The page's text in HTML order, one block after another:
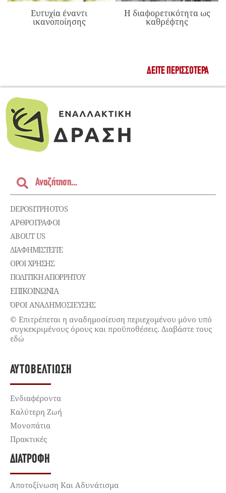
Ευτυχία έναντι
ικανοποίησης
Η διαφορετικότητα ως
καθρέφτης
ΔΕΊΤΕ ΠΕΡΙΣΣΌΤΕΡΑ
DEPOSITPHOTOS
ΑΡΘΡΟΓΡΑΦΟΙ
ABOUT US
ΔΙΑΦΗΜΙΣΤΕΊΤΕ
ΌΡΟΙ ΧΡΉΣΗΣ
ΠΟΛΙΤΙΚΉ ΑΠΟΡΡΉΤΟΥ
ΕΠΙΚΟΙΝΩΝΊΑ
ΌΡΟΙ ΑΝΑΔΗΜΟΣΙΕΥΣΗΣ
© Επιτρέπεται η αναδημοσίευση περιεχομένου μόνο υπό
συγκεκριμένους όρους και προϋποθέσεις. Διαβάστε τους
εδώ
ΑΥΤΟΒΕΛΤΊΩΣΗ
Ενδιαφέροντα
Καλύτερη Ζωή
Μονοπάτια
Πρακτικές
ΔΙΑΤΡΟΦΉ
Αποτοξίνωση Και Αδυνάτισμα